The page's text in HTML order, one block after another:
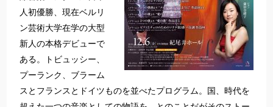
人初優勝、現在ベルリ
ン芸術大学在学の大型
新人の本格デビューで
ある。トビュッシー、
プーランク、ブラーム
スとフランスとドイツものを並べたプログラム。国、時代を